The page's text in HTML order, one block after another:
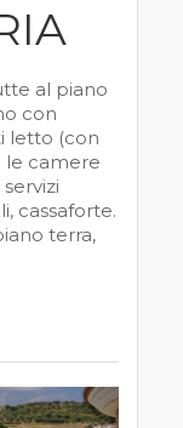
al piano
con
letto (con
le camere
cassaforte.
terra,